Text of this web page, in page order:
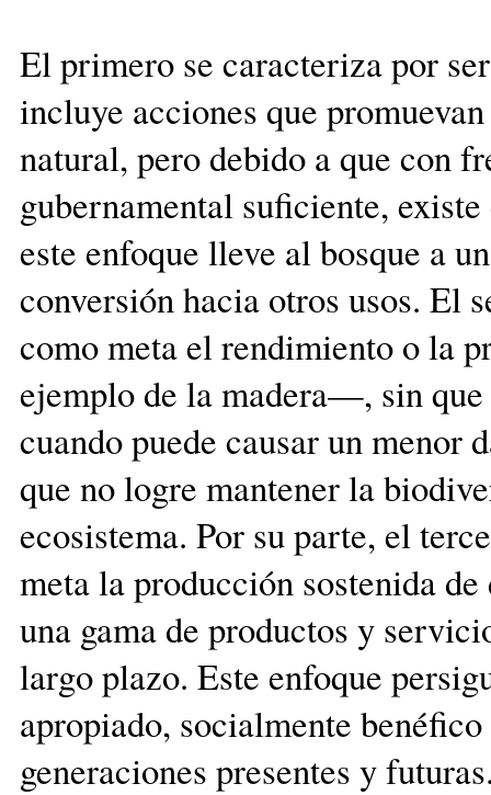
El primero se caracteriza por
incluye acciones que
natural, pero debido a que con
gubernamental suficiente,
este enfoque lleve al bosque a
conversión hacia otros usos. El
como meta el rendimiento o la
ejemplo de la madera—, sin
cuando puede causar un menor
que no logre mantener la
ecosistema. Por su parte, el
meta la producción sostenida
una gama de productos y
largo plazo. Este enfoque
apropiado, socialmente
generaciones presentes y